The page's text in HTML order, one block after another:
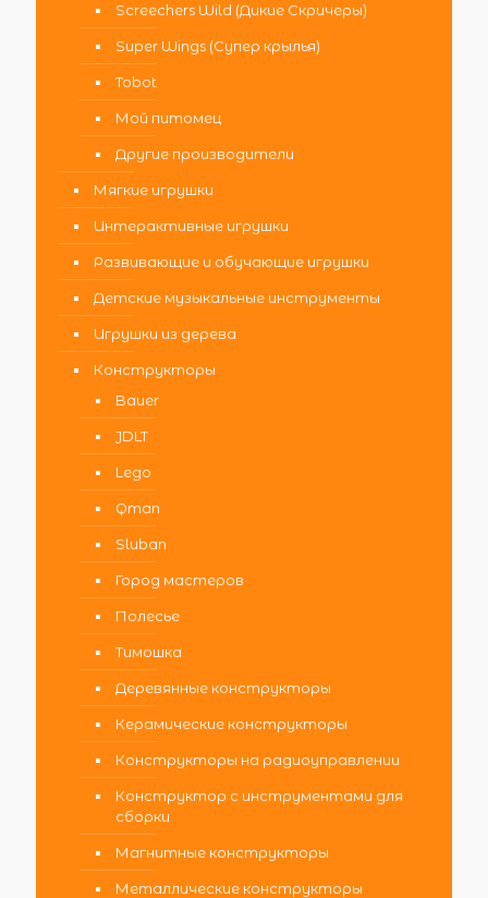
Screechers Wild (Дикие Скричеры)
Super Wings (Супер крылья)
Tobot
Мой питомец
Другие производители
Мягкие игрушки
Интерактивные игрушки
Развивающие и обучающие игрушки
Детские музыкальные инструменты
Игрушки из дерева
Конструкторы
Bauer
JDLT
Lego
Qman
Sluban
Город мастеров
Полесье
Тимошка
Деревянные конструкторы
Керамические конструкторы
Конструкторы на радиоуправлении
Конструктор с инструментами для
сборки
Магнитные конструкторы
Металлические конструкторы